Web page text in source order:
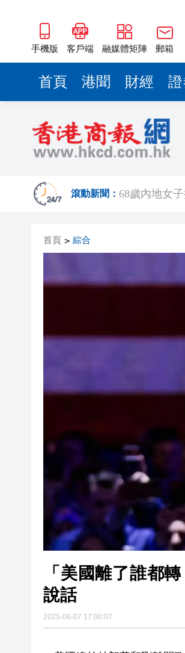
手機版 客戶端 融媒體矩陣 郵箱
首頁 港聞 財經
滾動新聞： 68歲內地女
以滬深港澳
逾百體育界
【財通AH】
首頁 > 綜合
「美國離了誰都
說話
2025-06-07 17:00:07